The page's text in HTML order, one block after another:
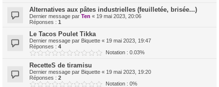
Alternatives aux pâtes industrielles (feuilletée, brisée...)
Dernier message par Ten « 19 mai 2023, 20:06
Réponses : 1
Le Tacos Poulet Tikka
Dernier message par Biquette « 19 mai 2023, 19:47
Réponses : 4
Notation : 0.03%
RecetteS de tiramisu
Dernier message par Biquette « 19 mai 2023, 19:20
Réponses : 2
Notation : 0%